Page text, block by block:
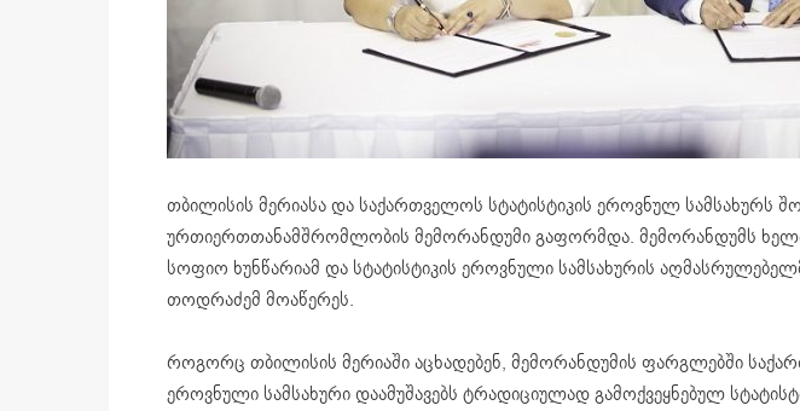
თბილისის მერიასა და საქართველოს სტატისტიკის ეროვნულ სამსახურს
ურთიერთთანამშრომლობის მემორანდუმი გაფორმდა. მემორანდუმს
სოფიო ხუნწარიამ და სტატისტიკის ეროვნული სამსახურის
თოდრაძემ მოაწერეს.
როგორც თბილისის მერიაში აცხადებენ, მემორანდუმის ფარგლებში
ეროვნული სამსახური დაამუშავებს ტრადიციულად გამოქვეყნებულ